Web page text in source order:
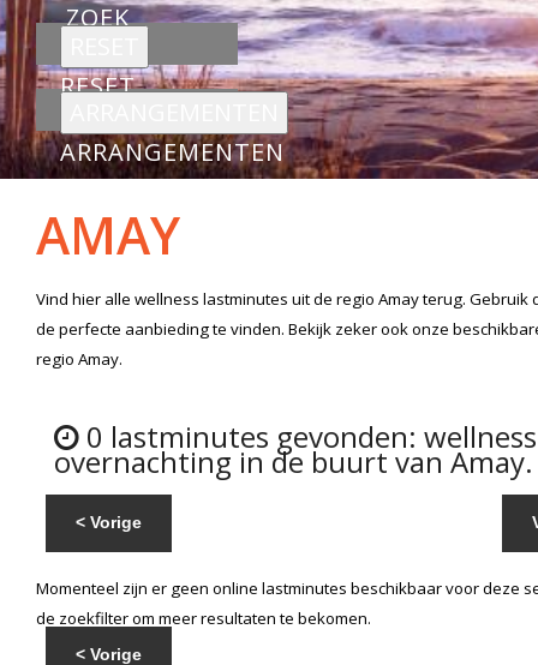
ZOEK
RESET
ARRANGEMENTEN
AMAY
Vind hier alle wellness lastminutes uit de regio Amayterug. Gebruik
de perfecte aanbieding te vinden. Bekijk zeker ook onze
regio Amay.
0 lastminutes gevonden:
overnachting in de buurt van Amay.
< Vorige
Momenteel zijn er geen online lastminutes beschikbaar voor deze
de zoekfilter om meer resultaten te bekomen.
< Vorige